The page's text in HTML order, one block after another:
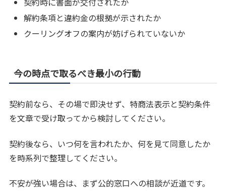
解約条項と違約金の根拠が示されたか
クーリングオフの案内が妨げられていないか
今の時点で取るべき最小の行動
契約前なら、その場で即決せず、特商法表示と契約条件
を文章で受け取ってから検討してください。
契約後なら、いつ何を言われたか、何を見て同意したか
を時系列で整理してください。
不安が強い場合は、まず公的窓口への相談が近道です。